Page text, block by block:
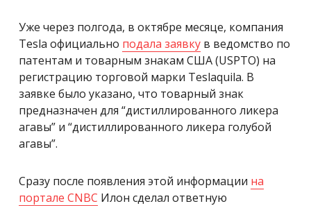
Уже через полгода, в октябре месяце, компания
Tesla официально подала заявку в ведомство по
патентам и товарным знакам США (USPTO) на
регистрацию торговой марки Teslaquila. В
заявке было указано, что товарный знак
предназначен для “дистиллированного ликера
агавы” и “дистиллированного ликера голубой
агавы”.
Сразу после появления этой информации на
портале CNBC Илон сделал ответную